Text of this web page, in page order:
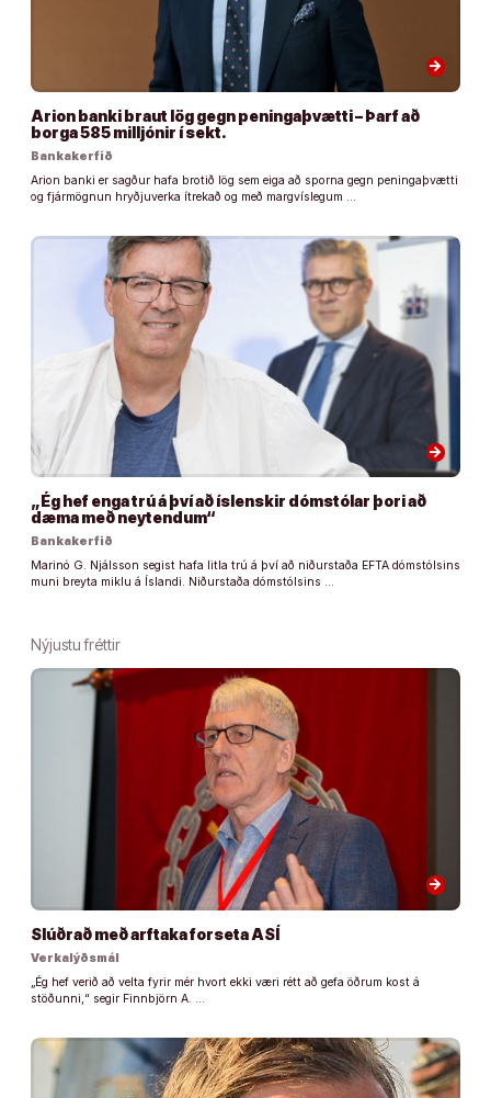
arrow_forward
Arion banki braut lög gegn peningaþvætti – Þarf að
borga 585 milljónir í sekt.
Bankakerfið
Arion banki er sagður hafa brotið lög sem eiga að sporna gegn peningaþvætti
og fjármögnun hryðjuverka ítrekað og með margvíslegum …
arrow_forward
„Ég hef enga trú á því að íslenskir dómstólar þori að
dæma með neytendum“
Bankakerfið
Marinó G. Njálsson segist hafa litla trú á því að niðurstaða EFTA dómstólsins
muni breyta miklu á Íslandi. Niðurstaða dómstólsins …
Nýjustu fréttir
arrow_forward
Slúðrað með arftaka forseta ASÍ
Verkalýðsmál
„Ég hef verið að velta fyrir mér hvort ekki væri rétt að gefa öðrum kost á
stöðunni,“ segir Finnbjörn A. …